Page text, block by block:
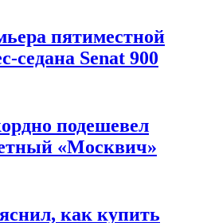
пятиместной
седана Senat 900
подешевел
«Москвич»
как купить